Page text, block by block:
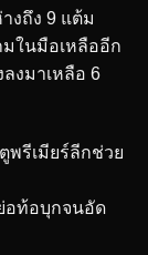
งถึง 9 แต้ม
มในมือเหลืออีก
งมาเหลือ 6
พรีเมียร์ลีกช่วย
อท้อบุกจนอัด